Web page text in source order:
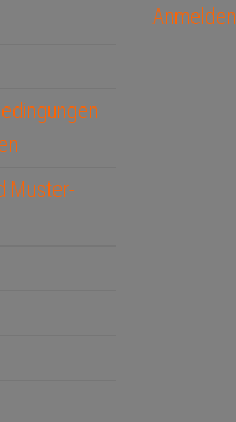
Muster-
Anmelden